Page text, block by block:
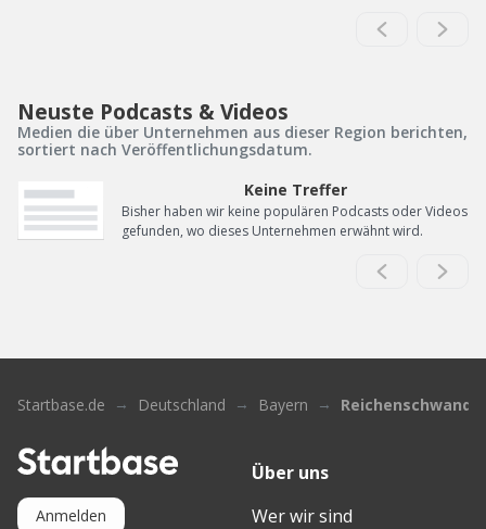
Neuste Podcasts & Videos
Medien die über Unternehmen aus dieser Region berichten,
sortiert nach Veröffentlichungsdatum.
Keine Treffer
Bisher haben wir keine populären Podcasts oder Videos
gefunden, wo dieses Unternehmen erwähnt wird.
Startbase.de Deutschland Bayern Reichenschwand
Anmelden
Über uns
Wer wir sind